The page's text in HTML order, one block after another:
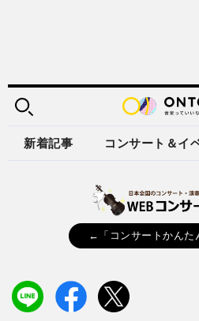
新着記事 コンサート＆イ
←「コンサートかんた